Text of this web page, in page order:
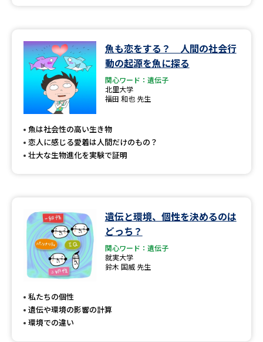
魚も恋をする？ 人間の社会行
動の起源を魚に探る
関心ワード：遺伝子
北里大学
福田 和也 先生
魚は社会性の高い生き物
恋人に感じる愛着は人間だけのもの？
壮大な生物進化を実験で証明
遺伝と環境、個性を決めるのは
どっち？
関心ワード：遺伝子
就実大学
鈴木 国威 先生
私たちの個性
遺伝や環境の影響の計算
環境での違い